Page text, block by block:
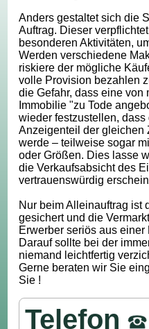
Anders gestaltet sich die
Auftrag. Dieser
besonderen Aktivitäten,
Werden verschiedene
riskiere der mögliche
volle Provision bezahlen
die Gefahr, dass eine von
Immobilie "zu Tode
wieder festzustellen,
Anzeigenteil der gleichen
werde – teilweise sogar
oder Größen. Dies lasse
die Verkaufsabsicht des
vertrauenswürdig
Nur beim Alleinauftrag ist
gesichert und die
Erwerber seriös aus einer
Darauf sollte bei der
niemand leichtfertig
Gerne beraten wir Sie
Sie !
Telefon